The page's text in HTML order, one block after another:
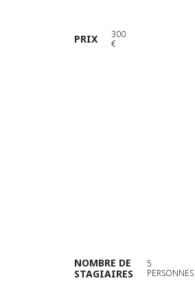
PRIX
300
€
NOMBRE DE
STAGIAIRES
5
PERSONNES